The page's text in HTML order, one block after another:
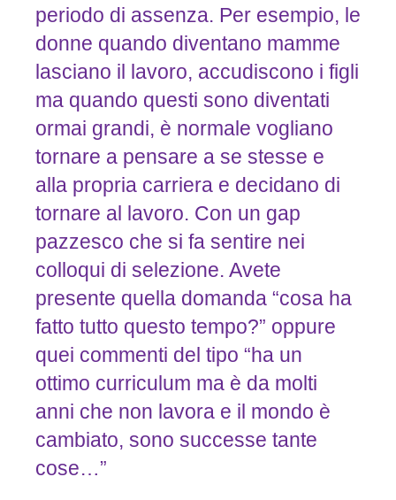
periodo di assenza. Per esempio, le
donne quando diventano mamme
lasciano il lavoro, accudiscono i figli
ma quando questi sono diventati
ormai grandi, è normale vogliano
tornare a pensare a se stesse e
alla propria carriera e decidano di
tornare al lavoro. Con un gap
pazzesco che si fa sentire nei
colloqui di selezione. Avete
presente quella domanda “cosa ha
fatto tutto questo tempo?” oppure
quei commenti del tipo “ha un
ottimo curriculum ma è da molti
anni che non lavora e il mondo è
cambiato, sono successe tante
cose…”